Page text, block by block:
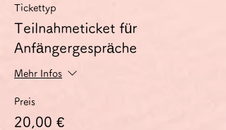
Tickettyp
Teilnahmeticket für
Anfängergespräche
Mehr Infos
Preis
20,00 €